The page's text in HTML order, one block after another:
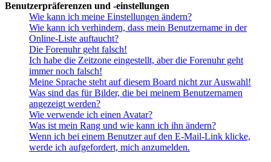
Benutzerpräferenzen und -einstellungen
Wie kann ich meine Einstellungen ändern?
Wie kann ich verhindern, dass mein Benutzername in der
Online-Liste auftaucht?
Die Forenuhr geht falsch!
Ich habe die Zeitzone eingestellt, aber die Forenuhr geht
immer noch falsch!
Meine Sprache steht auf diesem Board nicht zur Auswahl!
Was sind das für Bilder, die bei meinem Benutzernamen
angezeigt werden?
Wie verwende ich einen Avatar?
Was ist mein Rang und wie kann ich ihn ändern?
Wenn ich bei einem Benutzer auf den E-Mail-Link klicke,
werde ich aufgefordert, mich anzumelden.